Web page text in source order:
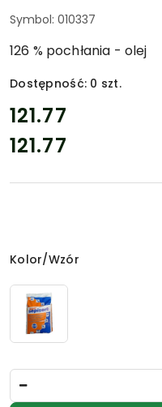
Symbol: 010337
126 % pochłania - olej
Dostępność: 0 szt.
cena:
121.77
Cena:
121.77
Wariant
Kolor/Wzór